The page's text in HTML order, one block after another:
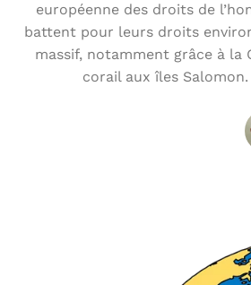
européenne des droits de
battent pour leurs droits
massif, notamment grâce à la
corail aux îles